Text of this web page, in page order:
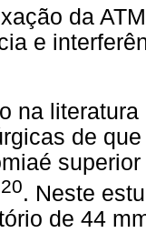
da
e
na
de
. Neste
de 44